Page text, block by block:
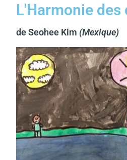
L'Harmonie
de Seohee Kim (Mexique)